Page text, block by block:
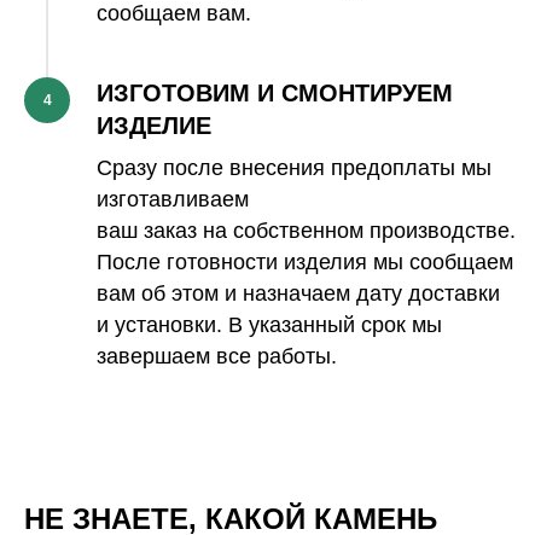
сообщаем вам.
4
ИЗГОТОВИМ И СМОНТИРУЕМ
ИЗДЕЛИЕ
Сразу после внесения предоплаты мы
изготавливаем
ваш заказ на собственном производстве.
После готовности изделия мы сообщаем
вам об этом и назначаем дату доставки
и установки. В указанный срок мы
завершаем все работы.
НЕ ЗНАЕТЕ, КАКОЙ КАМЕНЬ